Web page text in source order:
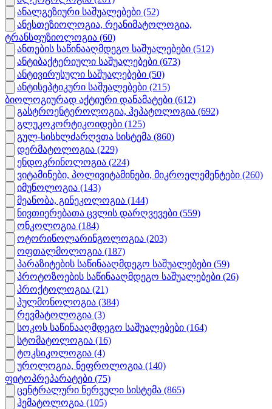
ანალგეზიური საშუალებები (52)
ანესთეზიოლოგია, რეანიმატოლოგია,
ტრანსფუზიოლოგია (60)
ანთების საწინააღმდეგო საშუალებები (512)
ანტიბაქტერიული საშუალებები (673)
ანტივირუსული საშუალებები (50)
ანტისეპტიკური საშუალებები (215)
ბიოლოგიურად აქტიური დანამატები (612)
გასტროენტეროლოგია, ჰეპატოლოგია (692)
გლუკოკორტიკოიდები (125)
გულ-სისხლძარღვთა სისტემა (860)
დერმატოლოგია (229)
ენდოკრინოლოგია (224)
ვიტამინები, პოლივიტამინები, მიკროელემენტები (260)
იმუნოლოგია (143)
მეანობა, გინეკოლოგია (144)
ნივთიერებათა ცვლის დარღვევები (559)
ონკოლოგია (184)
ოტორინოლარინგოლოგია (203)
ოფთალმოლოგია (187)
პარაზიტების საწინააღმდეგო საშუალებები (59)
პროტოზოების საწინააღმდეგო საშუალებები (26)
პროქტოლოგია (21)
პულმონოლოგია (384)
რევმატოლოგია (3)
სოკოს საწინააღმდეგო საშუალებები (164)
სტომატოლოგია (16)
ტოკსიკოლოგია (4)
უროლოგია, ნეფროლოგია (140)
ფიტოპრეპარატები (75)
ცენტრალური ნერვული სისტემა (865)
ჰემატოლოგია (105)